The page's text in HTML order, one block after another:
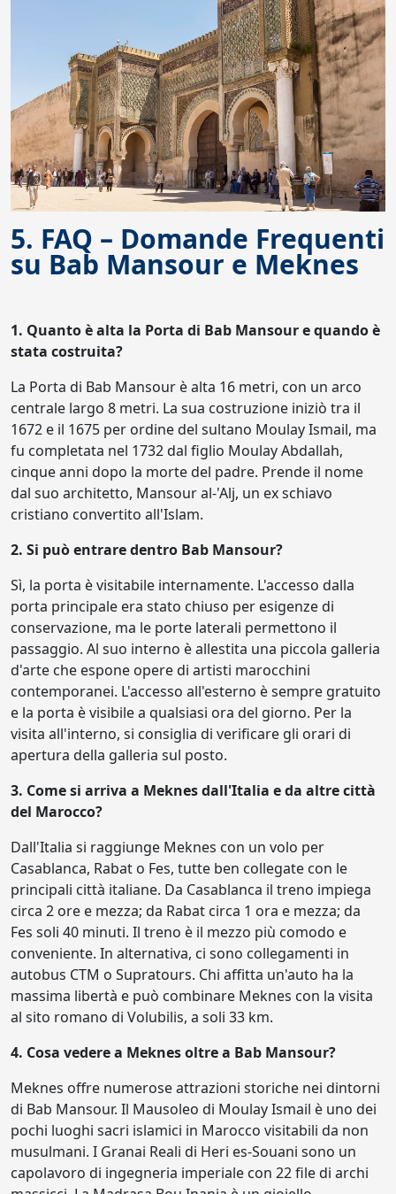
5. FAQ – Domande Frequenti
su Bab Mansour e Meknes
1. Quanto è alta la Porta di Bab Mansour e quando è
stata costruita?
La Porta di Bab Mansour è alta 16 metri, con un arco
centrale largo 8 metri. La sua costruzione iniziò tra il
1672 e il 1675 per ordine del sultano Moulay Ismail, ma
fu completata nel 1732 dal figlio Moulay Abdallah,
cinque anni dopo la morte del padre. Prende il nome
dal suo architetto, Mansour al-'Alj, un ex schiavo
cristiano convertito all'Islam.
2. Si può entrare dentro Bab Mansour?
Sì, la porta è visitabile internamente. L'accesso dalla
porta principale era stato chiuso per esigenze di
conservazione, ma le porte laterali permettono il
passaggio. Al suo interno è allestita una piccola galleria
d'arte che espone opere di artisti marocchini
contemporanei. L'accesso all'esterno è sempre gratuito
e la porta è visibile a qualsiasi ora del giorno. Per la
visita all'interno, si consiglia di verificare gli orari di
apertura della galleria sul posto.
3. Come si arriva a Meknes dall'Italia e da altre città
del Marocco?
Dall'Italia si raggiunge Meknes con un volo per
Casablanca, Rabat o Fes, tutte ben collegate con le
principali città italiane. Da Casablanca il treno impiega
circa 2 ore e mezza; da Rabat circa 1 ora e mezza; da
Fes soli 40 minuti. Il treno è il mezzo più comodo e
conveniente. In alternativa, ci sono collegamenti in
autobus CTM o Supratours. Chi affitta un'auto ha la
massima libertà e può combinare Meknes con la visita
al sito romano di Volubilis, a soli 33 km.
4. Cosa vedere a Meknes oltre a Bab Mansour?
Meknes offre numerose attrazioni storiche nei dintorni
di Bab Mansour. Il Mausoleo di Moulay Ismail è uno dei
pochi luoghi sacri islamici in Marocco visitabili da non
musulmani. I Granai Reali di Heri es-Souani sono un
capolavoro di ingegneria imperiale con 22 file di archi